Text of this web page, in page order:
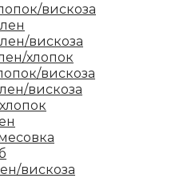
вискоза
вискоза
хлопок
вискоза
вискоза
вискоза